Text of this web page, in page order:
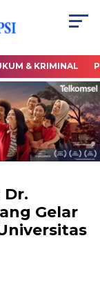
& KRIMINAL
Dr.
Gelar